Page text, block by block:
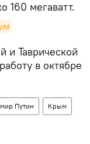
160 мегаватт.
и Таврической
в октябре
Путин Крым